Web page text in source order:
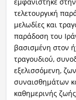
τελετουργική
μελωδίες και
παράδοση του
βασισμένη στον
τραγουδιού,
εξελισσόμενη,
συναισθημάτων
καθημερινής